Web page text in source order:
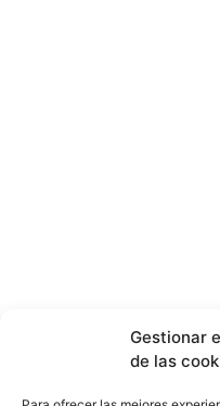
Gestionar
de las